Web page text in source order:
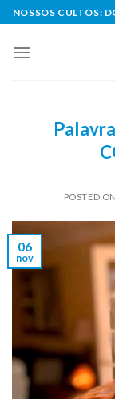
Skip
to
content
NOSSOS CULTOS:
POSTED
06
nov